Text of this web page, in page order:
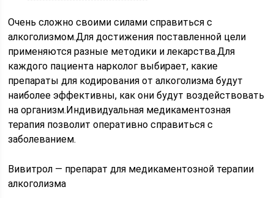
Очень сложно своими силами справиться с
алкоголизмом.Для достижения поставленной цели
применяются разные методики и лекарства.Для
каждого пациента нарколог выбирает, какие
препараты для кодирования от алкоголизма будут
наиболее эффективны, как они будут воздействовать
на организм.Индивидуальная медикаментозная
терапия позволит оперативно справиться с
заболеванием.
Вивитрол — препарат для медикаментозной терапии
алкоголизма